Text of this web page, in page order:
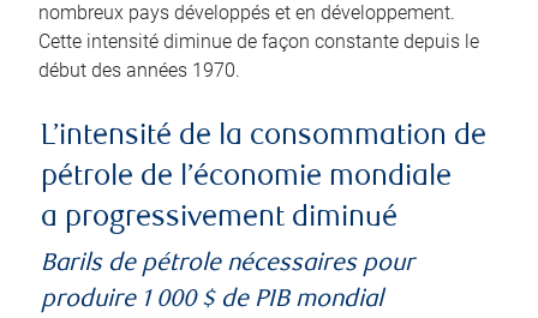
nombreux pays développés et en développement.
Cette intensité diminue de façon constante depuis le
début des années 1970.
L’intensité de la consommation de
pétrole de l’économie mondiale
a progressivement diminué
Barils de pétrole nécessaires pour
produire 1 000 $ de PIB mondial